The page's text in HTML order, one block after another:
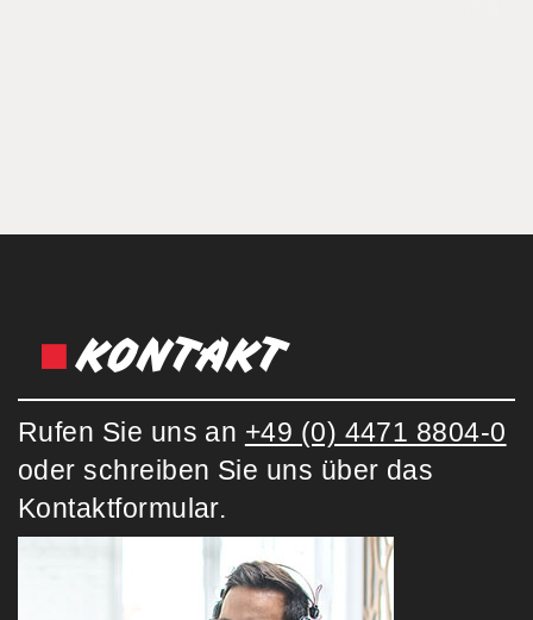
KONTAKT
Rufen Sie uns an +49 (0) 4471 8804-0
oder schreiben Sie uns über das
Kontaktformular.